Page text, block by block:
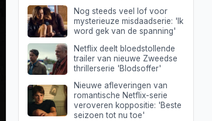
Nog steeds veel lof voor
mysterieuze misdaadserie: 'Ik
word gek van de spanning'
Netflix deelt bloedstollende
trailer van nieuwe Zweedse
thrillerserie 'Blodsoffer'
Nieuwe afleveringen van
romantische Netflix-serie
veroveren koppositie: 'Beste
seizoen tot nu toe'